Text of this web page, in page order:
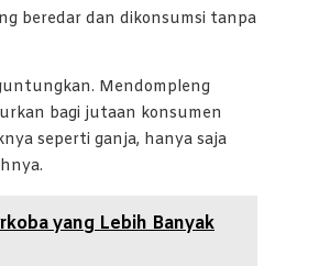
beredar dan dikonsumsi tanpa
Mendompleng
bagi jutaan konsumen
seperti ganja, hanya saja
yang Lebih Banyak